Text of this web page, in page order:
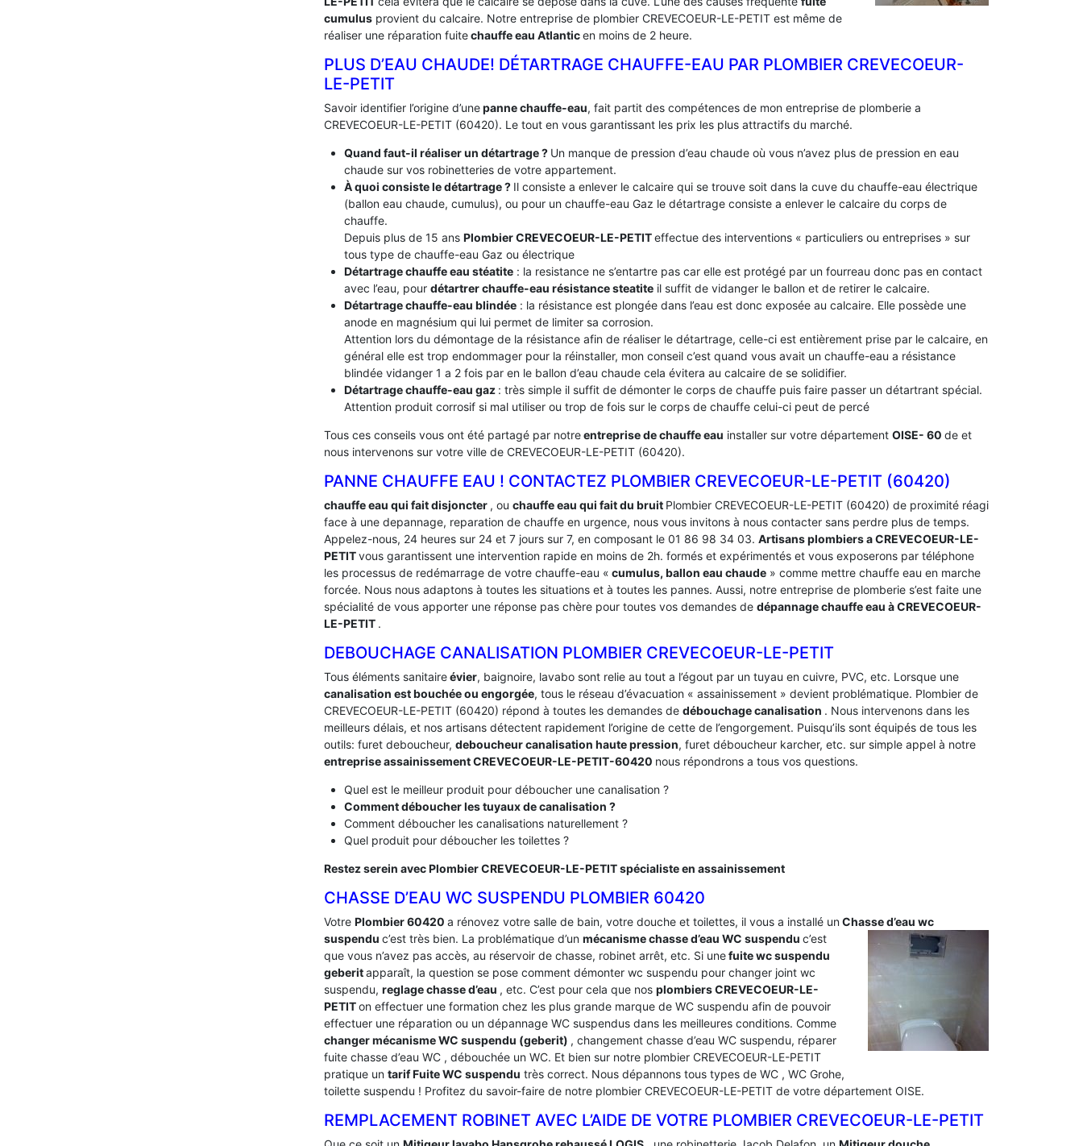
cumulus provient du calcaire. Notre entreprise de plombier CREVECOEUR-LE-PETIT est même de
réaliser une réparation fuitechauffe eau Atlanticen moins de 2 heure.
PLUS D’EAU CHAUDE! DÉTARTRAGE CHAUFFE-EAU PAR PLOMBIER CREVECOEUR-
LE-PETIT
Savoir identifier l’origine d’unepanne chauffe-eau, fait partit des compétences de mon entreprise de plomberie a
CREVECOEUR-LE-PETIT (60420). Le tout en vous garantissant les prix les plus attractifs du marché.
Quand faut-il réaliser un détartrage ? Un manque de pression d’eau chaude où vous n’avez plus de pression en eau
chaude sur vos robinetteries de votre appartement.
À quoi consiste le détartrage ? Il consiste a enlever le calcaire qui se trouve soit dans la cuve du chauffe-eau électrique
(ballon eau chaude, cumulus), ou pour un chauffe-eau Gaz le détartrage consiste a enlever le calcaire du corps de
chauffe.
Depuis plus de 15 ans Plombier CREVECOEUR-LE-PETITeffectue des interventions « particuliers ou entreprises » sur
tous type de chauffe-eau Gaz ou électrique
Détartrage chauffe eau stéatite: la resistance ne s’entartre pas car elle est protégé par un fourreau donc pas en contact
avec l’eau, pour détartrer chauffe-eau résistance steatiteil suffit de vidanger le ballon et de retirer le calcaire.
Détartrage chauffe-eau blindée: la résistance est plongée dans l’eau est donc exposée au calcaire. Elle possède une
anode en magnésium qui lui permet de limiter sa corrosion.
Attention lors du démontage de la résistance afin de réaliser le détartrage, celle-ci est entièrement prise par le calcaire, en
général elle est trop endommager pour la réinstaller, mon conseil c’est quand vous avait un chauffe-eau a résistance
blindée vidanger 1 a 2 fois par en le ballon d’eau chaude cela évitera au calcaire de se solidifier.
Détartrage chauffe-eau gaz : très simple il suffit de démonter le corps de chauffe puis faire passer un détartrant spécial.
Attention produit corrosif si mal utiliser ou trop de fois sur le corps de chauffe celui-ci peut de percé
Tous ces conseils vous ont été partagé par notreentreprise de chauffe eau installer sur votre département OISE- 60 de et
nous intervenons sur votre ville de CREVECOEUR-LE-PETIT (60420).
PANNE CHAUFFE EAU ! CONTACTEZ PLOMBIER CREVECOEUR-LE-PETIT (60420)
chauffe eau qui fait disjoncter , ou chauffe eau qui fait du bruit Plombier CREVECOEUR-LE-PETIT (60420) de proximité réagi
face à une depannage, reparation de chauffe en urgence, nous vous invitons à nous contacter sans perdre plus de temps.
Appelez-nous, 24 heures sur 24 et 7 jours sur 7, en composant le 01 86 98 34 03. Artisans plombiers a CREVECOEUR-LE-
PETITvous garantissent une intervention rapide en moins de 2h. formés et expérimentés et vous exposerons par téléphone
les processus de redémarrage de votre chauffe-eau « cumulus, ballon eau chaude » comme mettre chauffe eau en marche
forcée. Nous nous adaptons à toutes les situations et à toutes les pannes. Aussi, notre entreprise de plomberie s’est faite une
spécialité de vous apporter une réponse pas chère pour toutes vos demandes de dépannage chauffe eau à CREVECOEUR-
LE-PETIT .
DEBOUCHAGE CANALISATION PLOMBIER CREVECOEUR-LE-PETIT
Tous éléments sanitaireévier, baignoire, lavabo sont relie au tout a l’égout par un tuyau en cuivre, PVC, etc. Lorsque une
canalisation est bouchée ou engorgée, tous le réseau d’évacuation « assainissement » devient problématique. Plombier de
CREVECOEUR-LE-PETIT (60420) répond à toutes les demandes de débouchage canalisation . Nous intervenons dans les
meilleurs délais, et nos artisans détectent rapidement l’origine de cette de l’engorgement. Puisqu’ils sont équipés de tous les
outils: furet deboucheur, deboucheur canalisation haute pression, furet déboucheur karcher, etc. sur simple appel à notre
entreprise assainissement CREVECOEUR-LE-PETIT-60420 nous répondrons a tous vos questions.
Quel est le meilleur produit pour déboucher une canalisation ?
Comment déboucher les tuyaux de canalisation ?
Comment déboucher les canalisations naturellement ?
Quel produit pour déboucher les toilettes ?
Restez serein avec Plombier CREVECOEUR-LE-PETIT spécialiste en assainissement
CHASSE D’EAU WC SUSPENDU PLOMBIER 60420
Votre Plombier 60420 a rénovez votre salle de bain, votre douche et toilettes, il vous a installé unChasse d’eau wc
suspendu c’est très bien. La problématique d’un mécanisme chasse d’eau WC suspendu c’est
que vous n’avez pas accès, au réservoir de chasse, robinet arrêt, etc. Si unefuite wc suspendu
geberitapparaît, la question se pose comment démonter wc suspendu pour changer joint wc
suspendu, reglage chasse d’eau , etc. C’est pour cela que nos plombiers CREVECOEUR-LE-
PETITon effectuer une formation chez les plus grande marque de WC suspendu afin de pouvoir
effectuer une réparation ou un dépannage WC suspendus dans les meilleures conditions. Comme
changer mécanisme WC suspendu (geberit) , changement chasse d’eau WC suspendu, réparer
fuite chasse d’eau WC , débouchée un WC. Et bien sur notre plombier CREVECOEUR-LE-PETIT
pratique un tarif Fuite WC suspendu très correct. Nous dépannons tous types de WC , WC Grohe,
toilette suspendu ! Profitez du savoir-faire de notre plombier CREVECOEUR-LE-PETIT de votre département OISE.
REMPLACEMENT ROBINET AVEC L’AIDE DE VOTRE PLOMBIER CREVECOEUR-LE-PETIT